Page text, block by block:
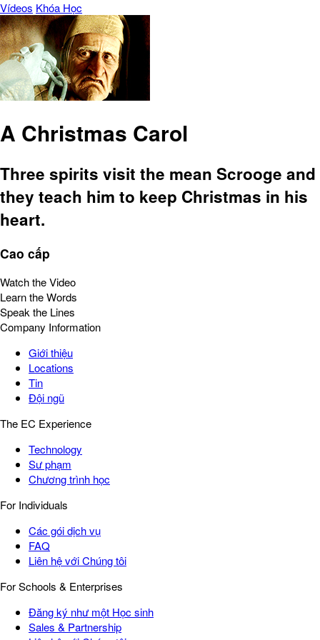
Vídeos Khóa Học
A Christmas Carol
Three spirits visit the mean Scrooge and
they teach him to keep Christmas in his
heart.
Cao cấp
Watch the Video
Learn the Words
Speak the Lines
Company Information
Giới thiệu
Locations
Tin
Đội ngũ
The EC Experience
Technology
Sư phạm
Chương trình học
For Individuals
Các gói dịch vụ
FAQ
Liên hệ với Chúng tôi
For Schools & Enterprises
Đăng ký như một Học sinh
Sales & Partnership